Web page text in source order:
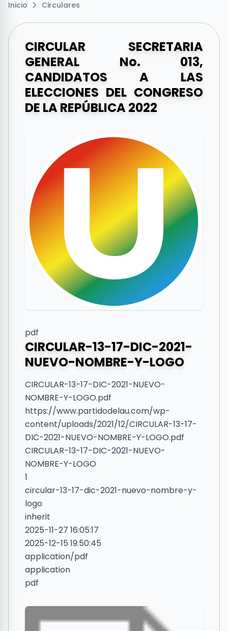
Inicio Circulares
CIRCULAR SECRETARIA
GENERAL No. 013,
CANDIDATOS A LAS
ELECCIONES DEL CONGRESO
DE LA REPÚBLICA 2022
pdf
CIRCULAR-13-17-DIC-2021-
NUEVO-NOMBRE-Y-LOGO
CIRCULAR-13-17-DIC-2021-NUEVO-
NOMBRE-Y-LOGO.pdf
https://www.partidodelau.com/wp-
content/uploads/2021/12/CIRCULAR-13-17-
DIC-2021-NUEVO-NOMBRE-Y-LOGO.pdf
CIRCULAR-13-17-DIC-2021-NUEVO-
NOMBRE-Y-LOGO
1
circular-13-17-dic-2021-nuevo-nombre-y-
logo
inherit
2025-11-27 16:05:17
2025-12-15 19:50:45
application/pdf
application
pdf